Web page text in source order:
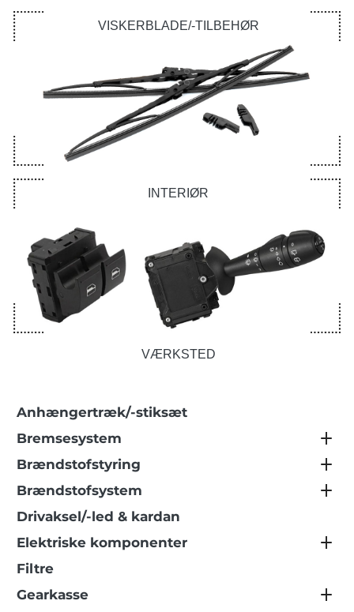
VISKERBLADE/-TILBEHØR
INTERIØR
VÆRKSTED
Anhængertræk/-stiksæt
Bremsesystem
Brændstofstyring
Brændstofsystem
Drivaksel/-led & kardan
Elektriske komponenter
Filtre
Gearkasse